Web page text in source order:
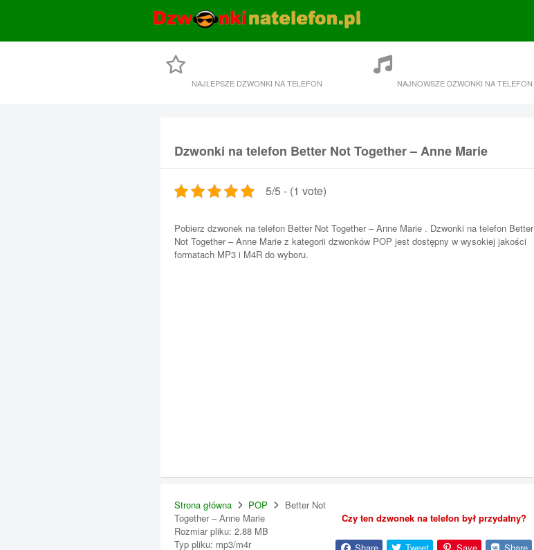
NAJLEPSZE DZWONKI NA TELEFON NAJNOWSZE DZWONKI NA TELEFON
Dzwonki na telefon Better Not Together – Anne Marie
5/5 - (1 vote)
Pobierz dzwonek na telefon Better Not Together – Anne Marie . Dzwonki na telefon Better
Not Together – Anne Marie z kategorii dzwonków POP jest dostępny w wysokiej jakości
formatach MP3 i M4R do wyboru.
Strona główna POP
Better Not
Together – Anne Marie
Rozmiar pliku: 2.88 MB
Typ pliku: mp3/m4r
Czy ten dzwonek na telefon był przydatny?